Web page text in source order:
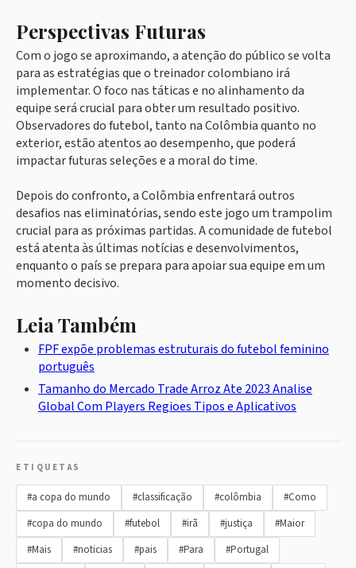
Perspectivas Futuras
Com o jogo se aproximando, a atenção do público se volta
para as estratégias que o treinador colombiano irá
implementar. O foco nas táticas e no alinhamento da
equipe será crucial para obter um resultado positivo.
Observadores do futebol, tanto na Colômbia quanto no
exterior, estão atentos ao desempenho, que poderá
impactar futuras seleções e a moral do time.
Depois do confronto, a Colômbia enfrentará outros
desafios nas eliminatórias, sendo este jogo um trampolim
crucial para as próximas partidas. A comunidade de futebol
está atenta às últimas notícias e desenvolvimentos,
enquanto o país se prepara para apoiar sua equipe em um
momento decisivo.
Leia Também
FPF expõe problemas estruturais do futebol feminino
português
Tamanho do Mercado Trade Arroz Ate 2023 Analise
Global Com Players Regioes Tipos e Aplicativos
ETIQUETAS
#a copa do mundo #classificação #colômbia
#Como
#copa do mundo
#futebol #irã #justiça
#Maior
#Mais
#noticias #pais #Para
#Portugal